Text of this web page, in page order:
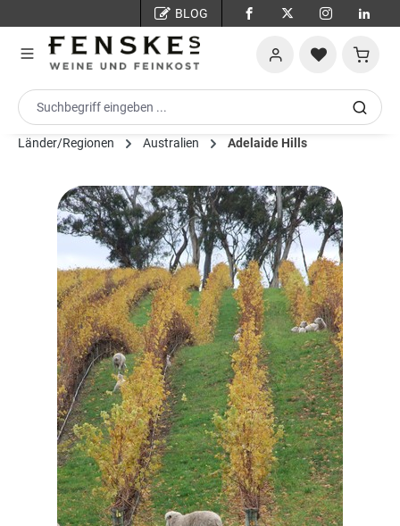
BLOG
Länder/Regionen Australien Adelaide Hills